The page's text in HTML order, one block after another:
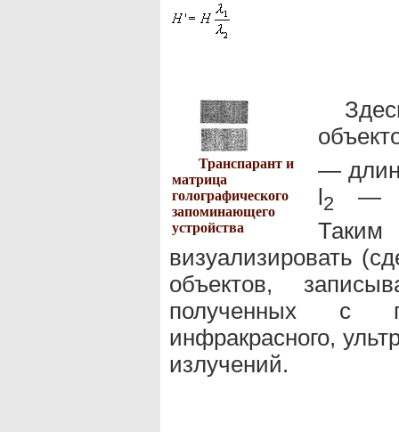
Транспарант и
матрица
голографического
запоминающего
устройства
—
l2 —
визуализировать
объектов,
полученных с
инфракрасного,
излучений.